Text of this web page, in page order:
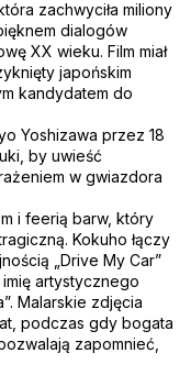
zachwyciła miliony
dialogów
XX wieku. Film miał
japońskim
kandydatem do
Yoshizawa przez 18
by uwieść
w gwiazdora
i feerią barw, który
Kokuho łączy
„Drive My Car”
artystycznego
Malarskie zdjęcia
podczas gdy bogata
zapomnieć,